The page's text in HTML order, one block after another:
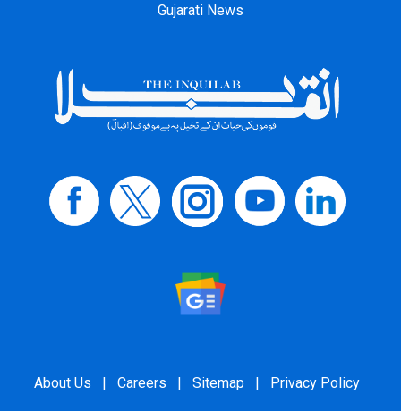
Gujarati News
About Us | Careers | Sitemap | Privacy Policy